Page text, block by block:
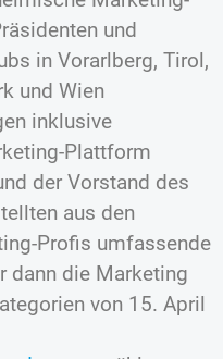
und
in Vorarlberg, Tirol,
und Wien
inklusive
Plattform
der Vorstand des
aus den
Profis umfassende
dann die Marketing
von 15. April